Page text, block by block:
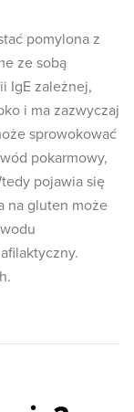
pomylona z
ze sobą
IgE zależnej,
i ma zazwyczaj
sprowokować
pokarmowy,
pojawia się
na gluten może